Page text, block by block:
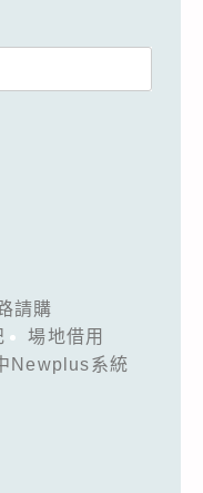
請購
場地借用
Newplus系統